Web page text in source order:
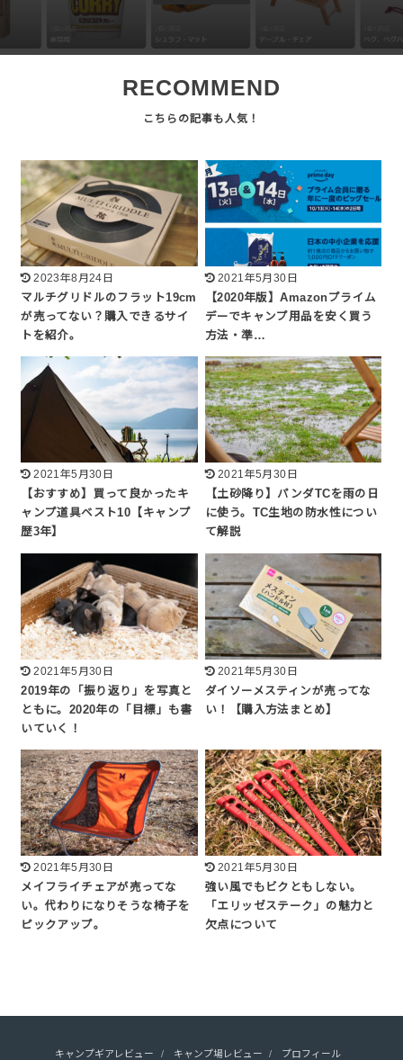
RECOMMEND
2023年8月24日
マルチグリドルのフラット19cm
が売ってない？購入できるサイ
トを紹介。
2021年5月30日
【2020年版】Amazonプライム
デーでキャンプ用品を安く買う
方法・準…
2021年5月30日
【おすすめ】買って良かったキ
ャンプ道具ベスト10【キャンプ
歴3年】
2021年5月30日
【土砂降り】パンダTCを雨の日
に使う。TC生地の防水性につい
て解説
2021年5月30日
2019年の「振り返り」を写真と
ともに。2020年の「目標」も書
いていく！
2021年5月30日
ダイソーメスティンが売ってな
い！【購入方法まとめ】
2021年5月30日
メイフライチェアが売ってな
い。代わりになりそうな椅子を
ピックアップ。
2021年5月30日
強い風でもビクともしない。
「エリッゼステーク」の魅力と
欠点について
キャンプギアレビュー キャンプ場レビュー プロフィール